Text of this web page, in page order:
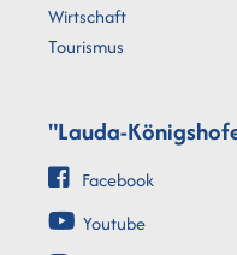
Wirtschaft
Tourismus
"Lauda-
Facebook
Youtube